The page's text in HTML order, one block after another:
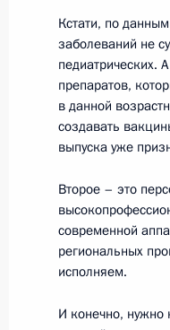
23
23
Кстати, по
заболеваний не
педиатрических.
препаратов,
в данной
создавать
выпуска уже
Второе – это
современной
региональных
исполняем.
И конечно, нужно